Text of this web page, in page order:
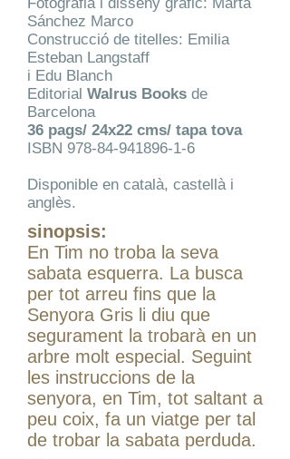
Sánchez Marco
Construcció de titelles: Emilia
Esteban Langstaff
i Edu Blanch
Editorial Walrus Books de
Barcelona
36 pags/ 24x22 cms/ tapa tova
ISBN 978-84-941896-1-6
Disponible en català, castellà i
anglès.
sinopsis:
En Tim no troba la seva
sabata esquerra. La busca
per tot arreu fins que la
Senyora Gris li diu que
segurament la trobarà en un
arbre molt especial. Seguint
les instruccions de la
senyora, en Tim, tot saltant a
peu coix, fa un viatge per tal
de trobar la sabata perduda.